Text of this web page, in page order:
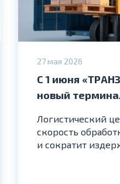
27 мая 2026
С 1 июня
новый
Логистический
скорость
и сократит